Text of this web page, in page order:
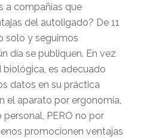
a compañías que
del autoligado? De 11
solo y seguimos
día se publiquen. En vez
biológica, es adecuado
datos en su práctica
el aparato por ergonomía,
PERO no por
promocionen ventajas